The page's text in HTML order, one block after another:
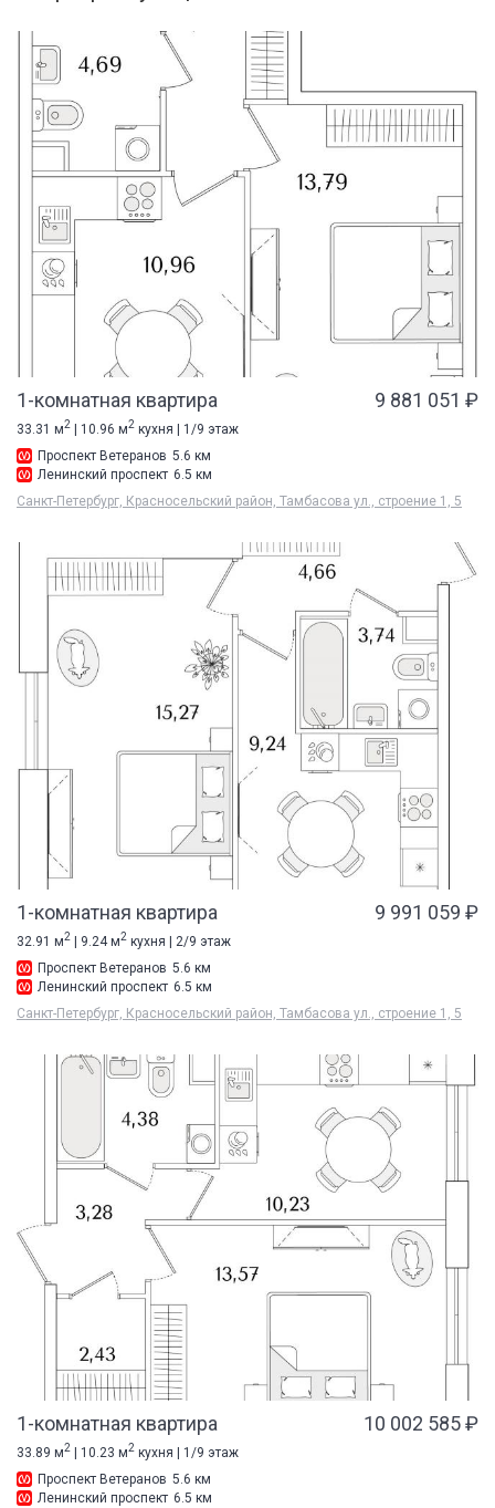
1-комнатная квартира 9 881 051 ₽
33.31 м2 | 10.96 м2 кухня | 1/9 этаж
Проспект Ветеранов 5.6 км
Ленинский проспект 6.5 км
Санкт-Петербург, Красносельский район, Тамбасова ул., строение 1, 5
1-комнатная квартира 9 991 059 ₽
32.91 м2 | 9.24 м2 кухня | 2/9 этаж
Проспект Ветеранов 5.6 км
Ленинский проспект 6.5 км
Санкт-Петербург, Красносельский район, Тамбасова ул., строение 1, 5
1-комнатная квартира 10 002 585 ₽
33.89 м2 | 10.23 м2 кухня | 1/9 этаж
Проспект Ветеранов 5.6 км
Ленинский проспект 6.5 км